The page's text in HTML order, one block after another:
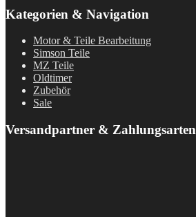
Kategorien & Navigation
Motor & Teile Bearbeitung
Simson Teile
MZ Teile
Oldtimer
Zubehör
Sale
Versandpartner & Zahlungsarten